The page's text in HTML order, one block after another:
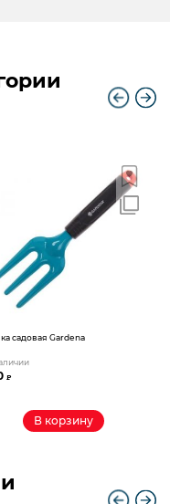
садовая Gardena
₽
В корзину